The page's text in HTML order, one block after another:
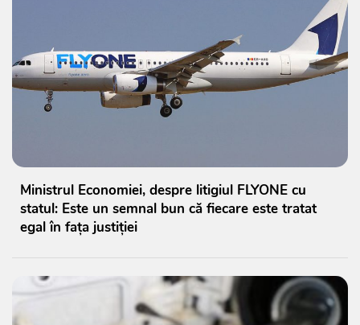
Ministrul Economiei, despre litigiul FLYONE cu
statul: Este un semnal bun că fiecare este tratat
egal în fața justiției